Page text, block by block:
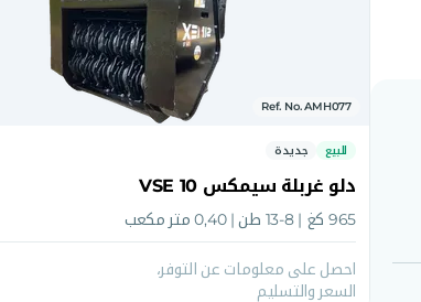
Ref. No. AMH077
للبيع
جديدة
دلو غربلة سيمكس VSE 10
965 كغ | 8-13 طن | 0,40 متر مكعب
احصل على معلومات عن التوفر،
السعر والتسليم